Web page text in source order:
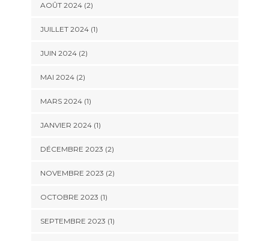
AOÛT 2024(2)
JUILLET 2024(1)
JUIN 2024(2)
MAI 2024(2)
MARS 2024(1)
JANVIER 2024(1)
DÉCEMBRE 2023 (2)
NOVEMBRE 2023 (2)
OCTOBRE 2023 (1)
SEPTEMBRE 2023 (1)